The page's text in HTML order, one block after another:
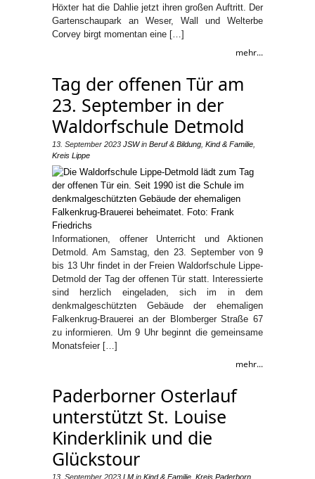
Höxter hat die Dahlie jetzt ihren großen Auftritt. Der
Gartenschaupark an Weser, Wall und Welterbe
Corvey birgt momentan eine […]
mehr...
Tag der offenen Tür am
23. September in der
Waldorfschule Detmold
13. September 2023 JSWin Beruf & Bildung Kind & Familie
Kreis Lippe
Informationen, offener Unterricht und Aktionen
Detmold. Am Samstag, den 23. September von 9
bis 13 Uhr findet in der Freien Waldorfschule Lippe-
Detmold der Tag der offenen Tür statt. Interessierte
sind herzlich eingeladen, sich im in dem
denkmalgeschützten Gebäude der ehemaligen
Falkenkrug-Brauerei an der Blomberger Straße 67
zu informieren. Um 9 Uhr beginnt die gemeinsame
Monatsfeier […]
mehr...
Paderborner Osterlauf
unterstützt St. Louise
Kinderklinik und die
Glückstour
13. September 2023 LM in Kind & Familie Kreis Paderborn